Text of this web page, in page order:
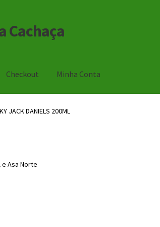
Cachaça
Checkout Minha Conta
Minha Conta
JACK DANIELS 200ML
Asa Norte